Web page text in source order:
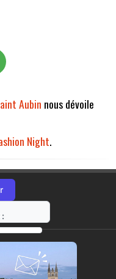
Aubin nous dévoile
Night.
https://radio-g.fr?17362